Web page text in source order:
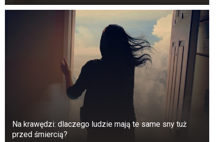
Na krawędzi: dlaczego ludzie mają te same sny tuż
przed śmiercią?